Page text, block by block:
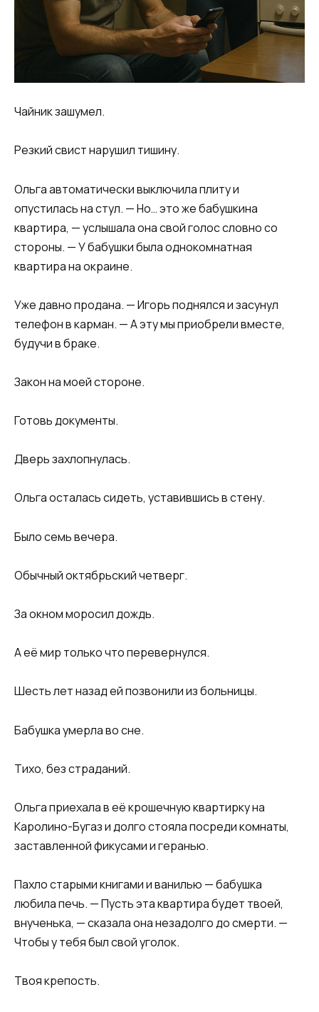
Чайник зашумел.
Резкий свист нарушил тишину.
Ольга автоматически выключила плиту и
опустилась на стул. — Но… это же бабушкина
квартира, — услышала она свой голос словно со
стороны. — У бабушки была однокомнатная
квартира на окраине.
Уже давно продана. — Игорь поднялся и засунул
телефон в карман. — А эту мы приобрели вместе,
будучи в браке.
Закон на моей стороне.
Готовь документы.
Дверь захлопнулась.
Ольга осталась сидеть, уставившись в стену.
Было семь вечера.
Обычный октябрьский четверг.
За окном моросил дождь.
А её мир только что перевернулся.
Шесть лет назад ей позвонили из больницы.
Бабушка умерла во сне.
Тихо, без страданий.
Ольга приехала в её крошечную квартирку на
Каролино-Бугаз и долго стояла посреди комнаты,
заставленной фикусами и геранью.
Пахло старыми книгами и ванилью — бабушка
любила печь. — Пусть эта квартира будет твоей,
внученька, — сказала она незадолго до смерти. —
Чтобы у тебя был свой уголок.
Твоя крепость.